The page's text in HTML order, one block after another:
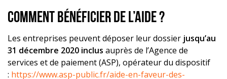
Comment bénéficier de l’aide ?
Les entreprises peuvent déposer leur dossier jusqu’au
31 décembre 2020 inclus auprès de l’Agence de
services et de paiement (ASP), opérateur du dispositif
: https://www.asp-public.fr/aide-en-faveur-des-